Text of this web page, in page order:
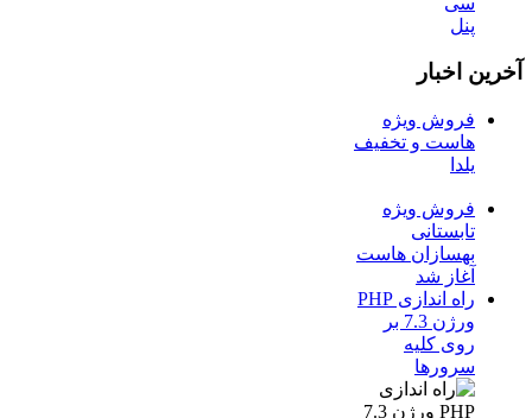
پنل
آخرین اخبار
فروش ویژه
هاست و تخفیف
یلدا
فروش ویژه
تابستانی
بهسازان هاست
آغاز شد
راه اندازی PHP
ورژن 7.3 بر
روی کلیه
سرورها